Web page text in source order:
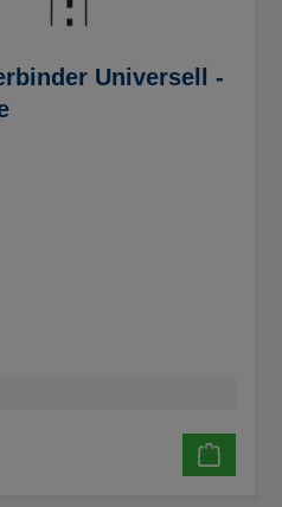
Universell -